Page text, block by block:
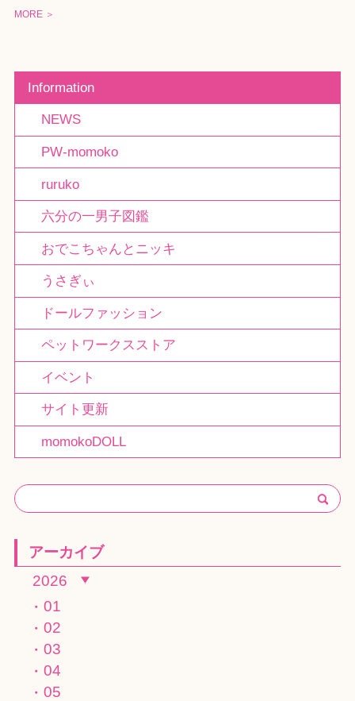
MORE ＞
Information
NEWS
PW-momoko
ruruko
六分の一男子図鑑
おでこちゃんとニッキ
うさぎぃ
ドールファッション
ペットワークスストア
イベント
サイト更新
momokoDOLL
アーカイブ
2026
01
02
03
04
05